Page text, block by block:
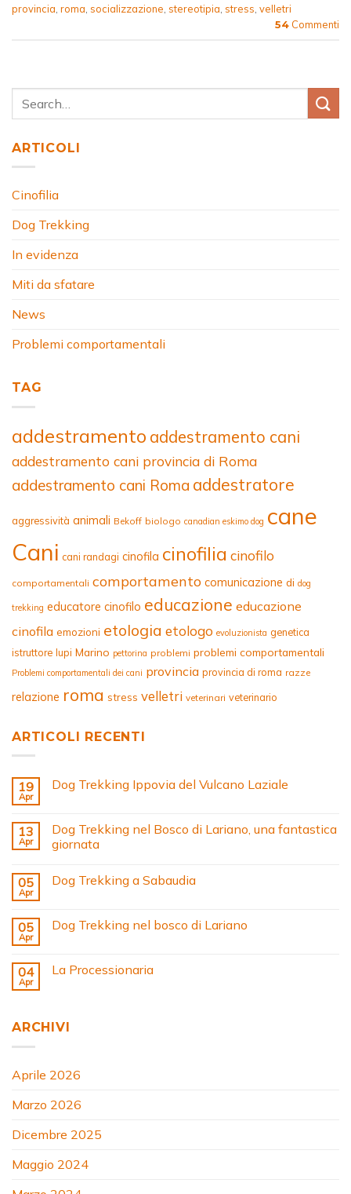
provincia roma socializzazione stereotipia stress velletri
54 Commenti
ARTICOLI
Cinofilia
Dog Trekking
In evidenza
Miti da sfatare
News
Problemi comportamentali
TAG
addestramento addestramento cani
addestramento cani provincia di Roma
addestramento cani Roma addestratore
aggressività animali Bekoff biologo canadian eskimo dog cane
Cani cani randagi cinofila cinofilia cinofilo
comportamentali comportamento comunicazione di dog
trekking educatore cinofilo educazione educazione
cinofila emozioni etologia etologo evoluzionista genetica
istruttore lupi Marino pettorina problemi problemi comportamentali
Problemi comportamentali dei cani provincia provincia di roma razze
relazione roma stress velletri veterinari veterinario
ARTICOLI RECENTI
19
Apr
Dog Trekking Ippovia del Vulcano Laziale
13
Apr
Dog Trekking nel Bosco di Lariano, una fantastica
giornata
05
Apr
Dog Trekking a Sabaudia
05
Apr
Dog Trekking nel bosco di Lariano
04
Apr
La Processionaria
ARCHIVI
Aprile 2026
Marzo 2026
Dicembre 2025
Maggio 2024